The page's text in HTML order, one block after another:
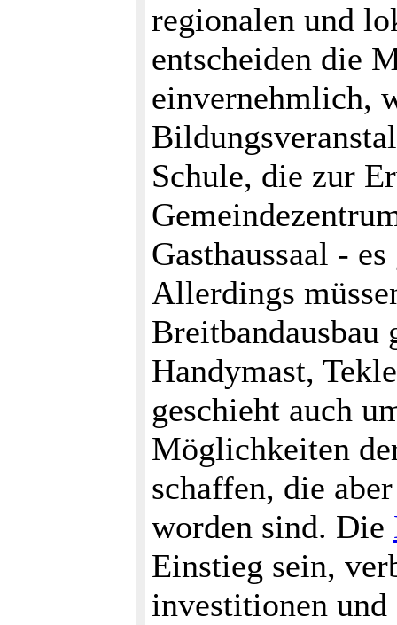
regionalen und
entscheiden die
einvernehmlich,
Schule, die zur
Gasthaussaal -
Allerdings
Breitbandausbau
Handymast,
geschieht auch
Möglichkeiten
schaffen, die
worden sind. Die
Einstieg sein,
investitionen